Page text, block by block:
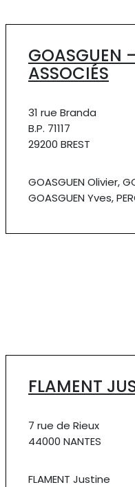
GOASGUEN
ASSOCIÉS
31 rue Branda
B.P. 71117
29200 BREST
GOASGUEN Olivier,
GOASGUEN Yves,
FLAMENT
7 rue de Rieux
44000 NANTES
FLAMENT Justine